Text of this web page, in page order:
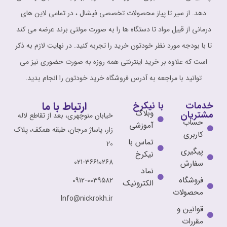
شات گلایکولیک و ماندلیک اسید
اولاین 30 میل
3,500,000 تومان
افزودن به سبد خرید
میل